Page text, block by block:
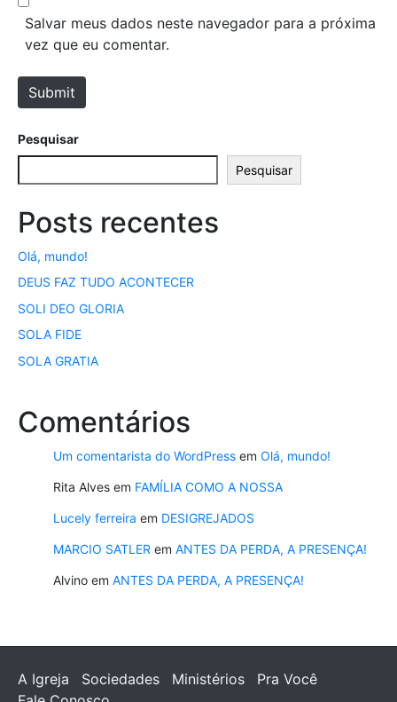
*
e
Salvar meus dados neste navegador para a próxima
vez que eu comentar.
Submit
Pesquisar
Pesquisar
Posts recentes
Olá, mundo!
DEUS FAZ TUDO ACONTECER
SOLI DEO GLORIA
SOLA FIDE
SOLA GRATIA
Comentários
Um comentarista do WordPress em Olá, mundo!
Rita Alves em FAMÍLIA COMO A NOSSA
Lucely ferreira em DESIGREJADOS
MARCIO SATLER em ANTES DA PERDA, A PRESENÇA!
Alvino em ANTES DA PERDA, A PRESENÇA!
A Igreja Sociedades Ministérios
Pra Você